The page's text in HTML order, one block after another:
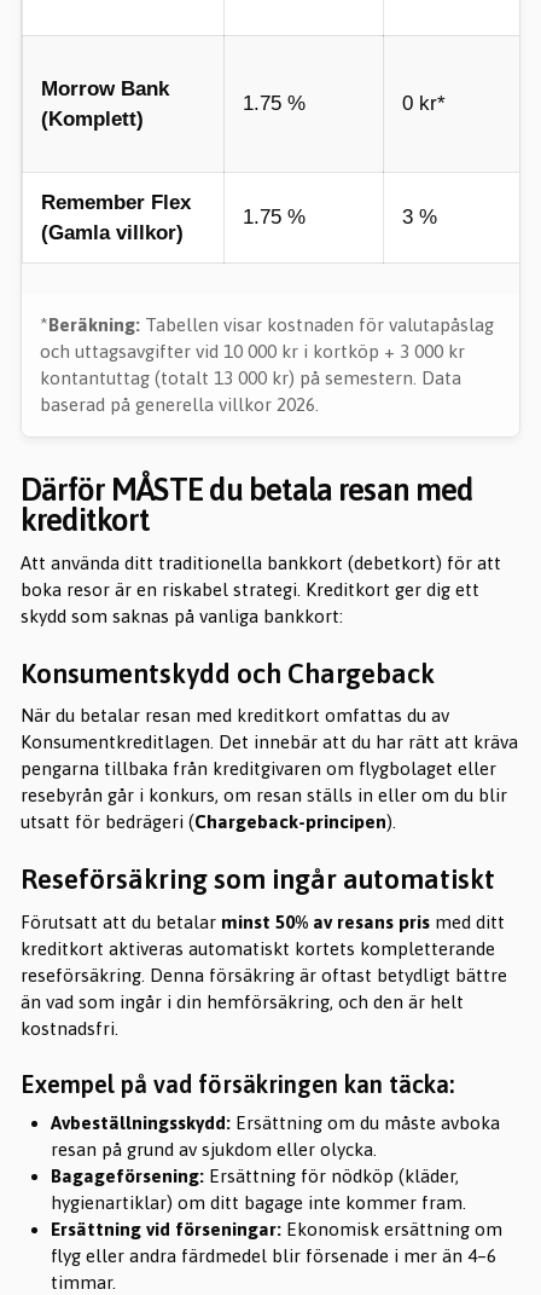
Morrow Bank
(Komplett)
1.75 % 0 kr*
Remember Flex
(Gamla villkor)
1.75 % 3 %
*Beräkning:Tabellen visar kostnaden för valutapåslag
och uttagsavgifter vid 10 000 kr i kortköp + 3 000 kr
kontantuttag (totalt 13 000 kr) på semestern. Data
baserad på generella villkor 2026.
Därför MÅSTE du betala resan med
kreditkort
Att använda ditt traditionella bankkort (debetkort) för att
boka resor är en riskabel strategi. Kreditkort ger dig ett
skydd som saknas på vanliga bankkort:
Konsumentskydd och Chargeback
När du betalar resan med kreditkort omfattas du av
Konsumentkreditlagen. Det innebär att du har rätt att kräva
pengarna tillbaka från kreditgivaren om flygbolaget eller
resebyrån går i konkurs, om resan ställs in eller om du blir
utsatt för bedrägeri (Chargeback-principen).
Reseförsäkring som ingår automatiskt
Förutsatt att du betalar minst 50% av resans prismed ditt
kreditkort aktiveras automatiskt kortets kompletterande
reseförsäkring. Denna försäkring är oftast betydligt bättre
än vad som ingår i din hemförsäkring, och den är helt
kostnadsfri.
Exempel på vad försäkringen kan täcka:
Avbeställningsskydd: Ersättning om du måste avboka
resan på grund av sjukdom eller olycka.
Bagageförsening: Ersättning för nödköp (kläder,
hygienartiklar) om ditt bagage inte kommer fram.
Ersättning vid förseningar: Ekonomisk ersättning om
flyg eller andra färdmedel blir försenade i mer än 4–6
timmar.